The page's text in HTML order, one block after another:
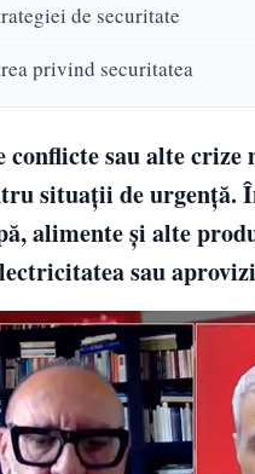
de securitate
privind securitatea
conflicte sau alte
situații de
alimente și alte
sau